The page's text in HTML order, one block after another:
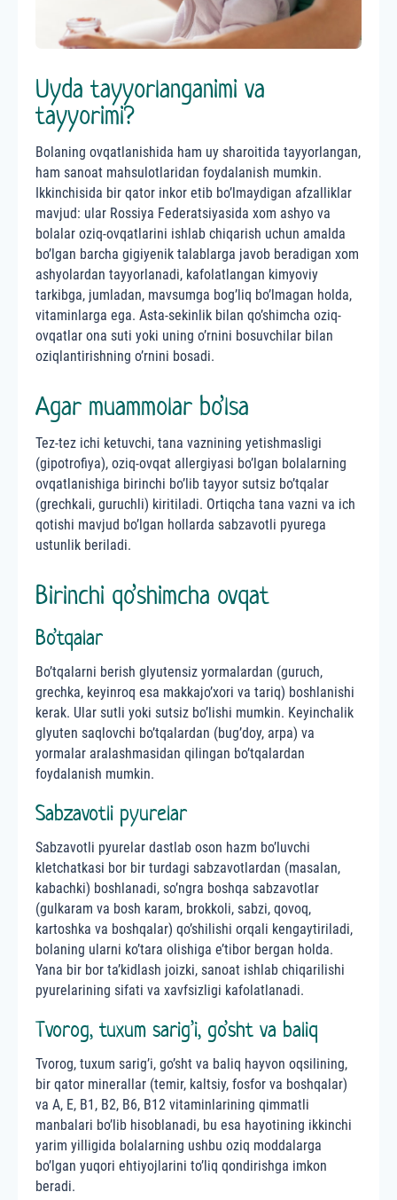
Uyda tayyorlanganimi va
tayyorimi?
Bolaning ovqatlanishida ham uy sharoitida tayyorlangan,
ham sanoat mahsulotlaridan foydalanish mumkin.
Ikkinchisida bir qator inkor etib bo’lmaydigan afzalliklar
mavjud: ular Rossiya Federatsiyasida xom ashyo va
bolalar oziq-ovqatlarini ishlab chiqarish uchun amalda
bo’lgan barcha gigiyenik talablarga javob beradigan xom
ashyolardan tayyorlanadi, kafolatlangan kimyoviy
tarkibga, jumladan, mavsumga bog’liq bo’lmagan holda,
vitaminlarga ega. Asta-sekinlik bilan qo’shimcha oziq-
ovqatlar ona suti yoki uning o’rnini bosuvchilar bilan
oziqlantirishning o’rnini bosadi.
Agar muammolar bo’lsa
Tez-tez ichi ketuvchi, tana vaznining yetishmasligi
(gipotrofiya), oziq-ovqat allergiyasi bo’lgan bolalarning
ovqatlanishiga birinchi bo’lib tayyor sutsiz bo’tqalar
(grechkali, guruchli) kiritiladi. Ortiqcha tana vazni va ich
qotishi mavjud bo’lgan hollarda sabzavotli pyurega
ustunlik beriladi.
Birinchi qo’shimcha ovqat
Bo’tqalar
Bo’tqalarni berish glyutensiz yormalardan (guruch,
grechka, keyinroq esa makkajo’xori va tariq) boshlanishi
kerak. Ular sutli yoki sutsiz bo’lishi mumkin. Keyinchalik
glyuten saqlovchi bo’tqalardan (bug’doy, arpa) va
yormalar aralashmasidan qilingan bo’tqalardan
foydalanish mumkin.
Sabzavotli pyurelar
Sabzavotli pyurelar dastlab oson hazm bo’luvchi
kletchatkasi bor bir turdagi sabzavotlardan (masalan,
kabachki) boshlanadi, so’ngra boshqa sabzavotlar
(gulkaram va bosh karam, brokkoli, sabzi, qovoq,
kartoshka va boshqalar) qo’shilishi orqali kengaytiriladi,
bolaning ularni ko’tara olishiga e’tibor bergan holda.
Yana bir bor ta’kidlash joizki, sanoat ishlab chiqarilishi
pyurelarining sifati va xavfsizligi kafolatlanadi.
Tvorog, tuxum sarig’i, go’sht va baliq
Tvorog, tuxum sarig’i, go’sht va baliq hayvon oqsilining,
bir qator minerallar (temir, kaltsiy, fosfor va boshqalar)
va A, E, B1, B2, B6, B12 vitaminlarining qimmatli
manbalari bo’lib hisoblanadi, bu esa hayotining ikkinchi
yarim yilligida bolalarning ushbu oziq moddalarga
bo’lgan yuqori ehtiyojlarini to’liq qondirishga imkon
beradi.